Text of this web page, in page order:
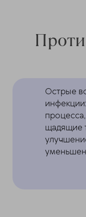
Острые
щадящие